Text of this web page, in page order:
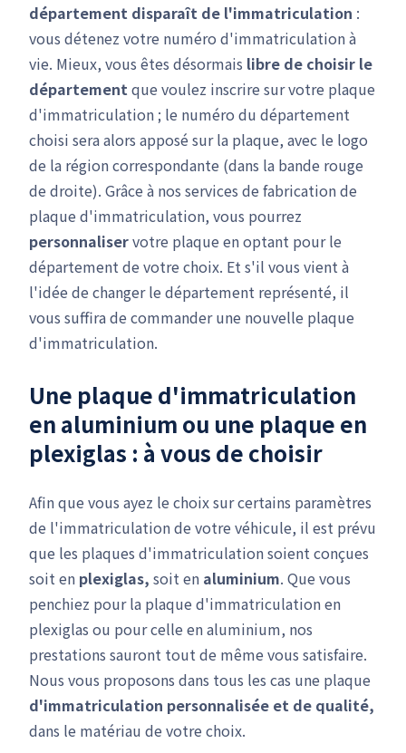
département disparaît de l'immatriculation :
vous détenez votre numéro d'immatriculation à
vie. Mieux, vous êtes désormais libre de choisir le
départementque voulez inscrire sur votre plaque
d'immatriculation ; le numéro du département
choisi sera alors apposé sur la plaque, avec le logo
de la région correspondante (dans la bande rouge
de droite). Grâce à nos services de fabrication de
plaque d'immatriculation, vous pourrez
personnaliservotre plaque en optant pour le
département de votre choix. Et s'il vous vient à
l'idée de changer le département représenté, il
vous suffira de commander une nouvelle plaque
d'immatriculation.
Une plaque d'immatriculation
en aluminium ou une plaque en
plexiglas : à vous de choisir
Afin que vous ayez le choix sur certains paramètres
de l'immatriculation de votre véhicule, il est prévu
que les plaques d'immatriculation soient conçues
soit en plexiglas, soit en aluminium. Que vous
penchiez pour la plaque d'immatriculation en
plexiglas ou pour celle en aluminium, nos
prestations sauront tout de même vous satisfaire.
Nous vous proposons dans tous les cas une plaque
d'immatriculation personnalisée et de qualité,
dans le matériau de votre choix.